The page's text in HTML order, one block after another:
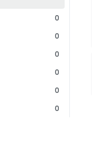
0
0
0
0
0
0